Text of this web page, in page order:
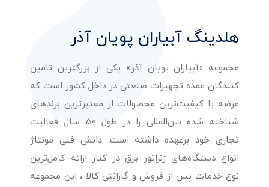
هلدینگ آبیاران پویان آذر
مجموعه «آبیاران پویان آذر» یکی از بزرگترین تامین
کنندگان عمده تجهیزات صنعتی در داخل کشور است که
عرضه با کیفیت‌ترین محصولات از معتبرترین برندهای
شناخته شده بین‌المللی را در طول 50 سال فعالیت
تجاری خود برعهده داشته است. دانش فنی مونتاژ
انواع دستگاه‌های ژنراتور برق در کنار ارائه کامل‌ترین
نوع خدمات پس از فروش و گارانتی کالا ، این مجموعه